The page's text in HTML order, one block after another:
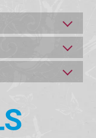
、浴衣、スリッ
ディソープ、綿
連絡ください。
がございます。